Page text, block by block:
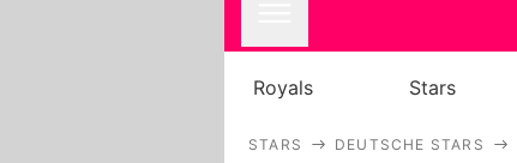
Royals Stars
STARS DEUTSCHE STARS